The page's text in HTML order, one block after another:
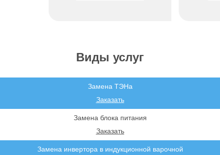
Виды услуг
Замена ТЭНа
Замена инвертора в индукционной варочной
Замена блока питания
Заказать
Заказать